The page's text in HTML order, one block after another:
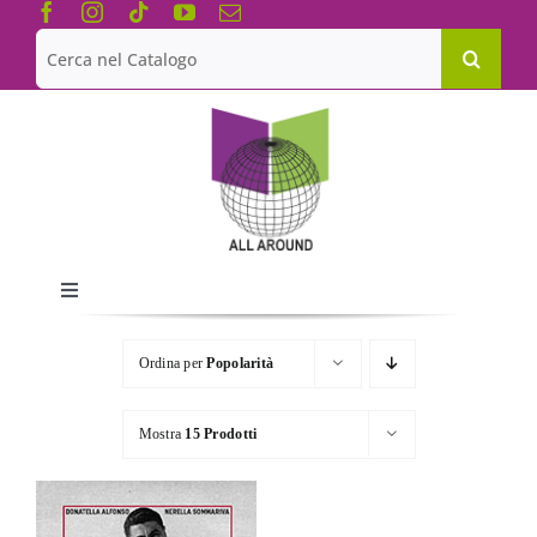
Salta
contenuto
Cerca
per:
Toggle
Navigation
Chi siamo
Le Collane
Catalogo
Ordina perPopolarità
Mostra 15 Prodotti